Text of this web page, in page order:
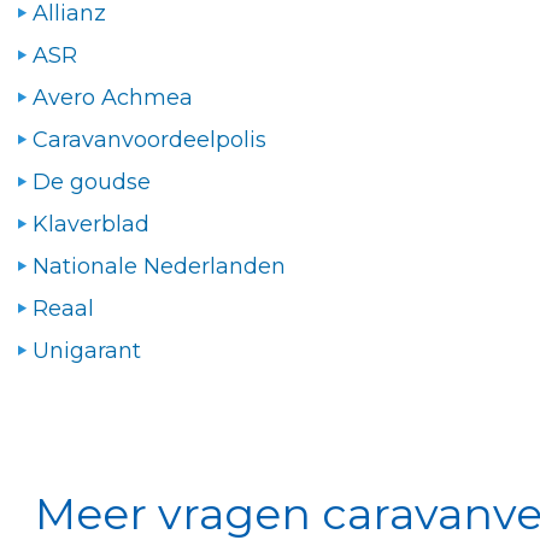
Allianz
ASR
Avero Achmea
Caravanvoordeelpolis
De goudse
Klaverblad
Nationale Nederlanden
Reaal
Unigarant
Meer vragen